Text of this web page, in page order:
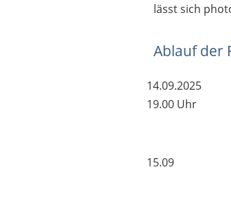
lässt sich
Ablauf der
14.09.2025
19.00 Uhr
15.09